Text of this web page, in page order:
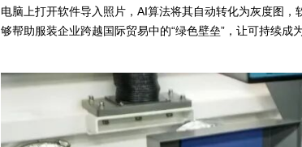
电脑上打开软件导入照片，AI算法将其自动转化为灰度图
够帮助服装企业跨越国际贸易中的“绿色壁垒”，让可持续成